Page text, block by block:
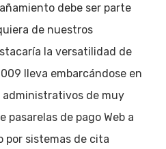
debe ser parte
de nuestros
la versatilidad de
lleva embarcándose en
de muy
de pago Web a
por sistemas de cita